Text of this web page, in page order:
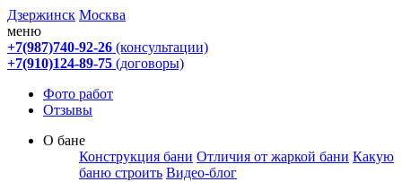
Дзержинск Москва
меню
+7(987)740-92-26 (консультации)
+7(910)124-89-75 (договоры)
Фото работ
Отзывы
О бане
Конструкция бани Отличия от жаркой бани Какую
баню строить Видео-блог